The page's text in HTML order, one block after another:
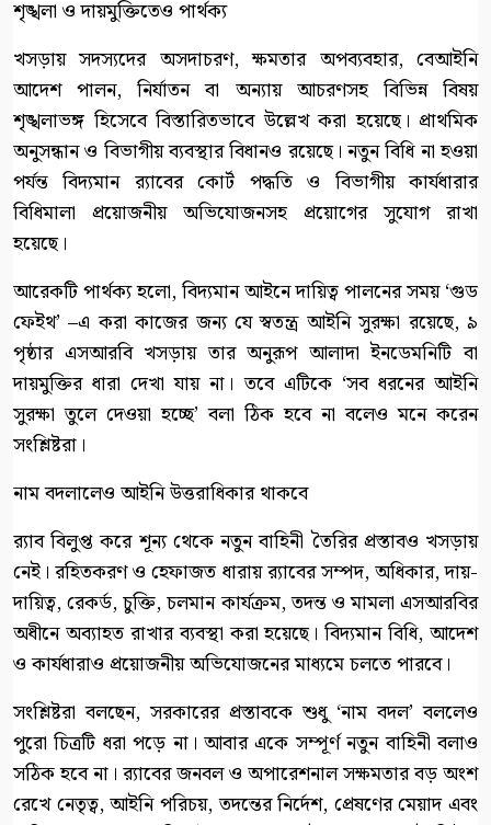
শৃঙ্খলা ও দায়মুক্তিতেও পার্থক্য
খসড়ায় সদস্যদের অসদাচরণ, ক্ষমতার অপব্যবহার, বেআইনি
আদেশ পালন, নির্যাতন বা অন্যায় আচরণসহ বিভিন্ন বিষয়
শৃঙ্খলাভঙ্গ হিসেবে বিস্তারিতভাবে উল্লেখ করা হয়েছে। প্রাথমিক
অনুসন্ধান ও বিভাগীয় ব্যবস্থার বিধানও রয়েছে। নতুন বিধি না হওয়া
পর্যন্ত বিদ্যমান র‍্যাবের কোর্ট পদ্ধতি ও বিভাগীয় কার্যধারার
বিধিমালা প্রয়োজনীয় অভিযোজনসহ প্রয়োগের সুযোগ রাখা
হয়েছে।
আরেকটি পার্থক্য হলো, বিদ্যমান আইনে দায়িত্ব পালনের সময় ‘গুড
ফেইথ’ –এ করা কাজের জন্য যে স্বতন্ত্র আইনি সুরক্ষা রয়েছে, ৯
পৃষ্ঠার এসআরবি খসড়ায় তার অনুরূপ আলাদা ইনডেমনিটি বা
দায়মুক্তির ধারা দেখা যায় না। তবে এটিকে ‘সব ধরনের আইনি
সুরক্ষা তুলে দেওয়া হচ্ছে’ বলা ঠিক হবে না বলেও মনে করেন
সংশ্লিষ্টরা।
নাম বদলালেও আইনি উত্তরাধিকার থাকবে
র‍্যাব বিলুপ্ত করে শূন্য থেকে নতুন বাহিনী তৈরির প্রস্তাবও খসড়ায়
নেই। রহিতকরণ ও হেফাজত ধারায় র‍্যাবের সম্পদ, অধিকার, দায়-
দায়িত্ব, রেকর্ড, চুক্তি, চলমান কার্যক্রম, তদন্ত ও মামলা এসআরবির
অধীনে অব্যাহত রাখার ব্যবস্থা করা হয়েছে। বিদ্যমান বিধি, আদেশ
ও কার্যধারাও প্রয়োজনীয় অভিযোজনের মাধ্যমে চলতে পারবে।
সংশ্লিষ্টরা বলছেন, সরকারের প্রস্তাবকে শুধু ‘নাম বদল’ বললেও
পুরো চিত্রটি ধরা পড়ে না। আবার একে সম্পূর্ণ নতুন বাহিনী বলাও
সঠিক হবে না। র‍্যাবের জনবল ও অপারেশনাল সক্ষমতার বড় অংশ
রেখে নেতৃত্ব, আইনি পরিচয়, তদন্তের নির্দেশ, প্রেষণের মেয়াদ এবং